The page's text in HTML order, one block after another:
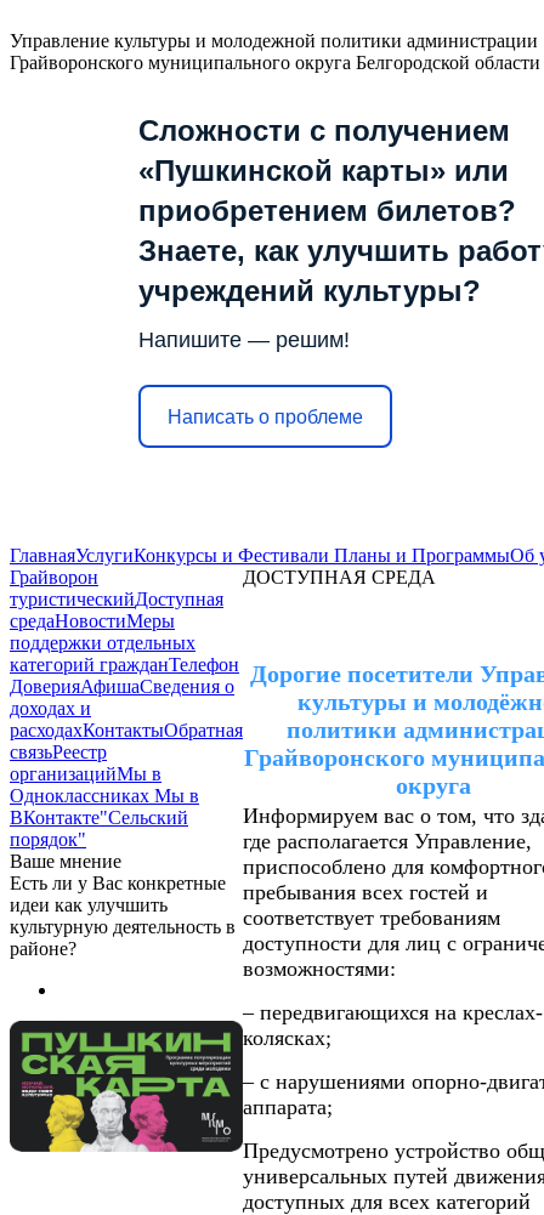
Управление культуры и молодежной политики администрации
Грайворонского муниципального округа Белгородской области
Сложности с получением
«Пушкинской карты» или
приобретением билетов?
Знаете, как улучшить
учреждений культуры?
Напишите — решим!
Написать о проблеме
ГлавнаяУслугиКонкурсы и Фестивали Планы и ПрограммыОб
Грайворон
туристическийДоступная
средаНовостиМеры
поддержки отдельных
категорий гражданТелефон
ДоверияАфишаСведения о
доходах и
расходахКонтактыОбратная
связьРеестр
организацийМы в
Одноклассниках Мы в
ВКонтакте"Сельский
порядок"
Ваше мнение
Есть ли у Вас конкретные
идеи как улучшить
культурную деятельность в
районе?
ДОСТУПНАЯ СРЕДА
Дорогие посетители
культуры и
политики
Грайворонского
округа
Информируем вас о том, что
где располагается Управление,
приспособлено для
пребывания всех гостей и
соответствует требованиям
доступности для лиц с
возможностями:
– передвигающихся на креслах-
колясках;
– с нарушениями опорно-
аппарата;
Предусмотрено устройство
универсальных путей
доступных для всех категорий